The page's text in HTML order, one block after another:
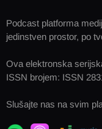
Podcast platforma
jedinstven prostor, po
Ova elektronska
ISSN brojem: ISSN
Slušajte nas na svim